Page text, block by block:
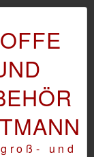
und